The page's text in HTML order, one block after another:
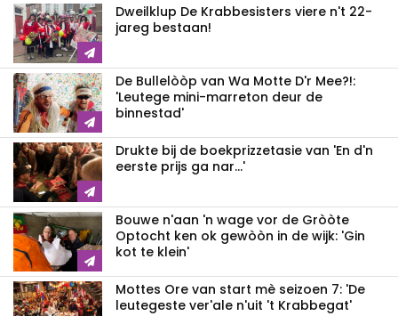
Dweilklup De Krabbesisters viere n't 22-
jareg bestaan!
De Bullelòòp van Wa Motte D'r Mee?!:
'Leutege mini-marreton deur de
binnestad'
Drukte bij de boekprizzetasie van 'En d'n
eerste prijs ga nar...'
Bouwe n'aan 'n wage vor de Gròòte
Optocht ken ok gewòòn in de wijk: 'Gin
kot te klein'
Mottes Ore van start mè seizoen 7: 'De
leutegeste ver'ale n'uit 't Krabbegat'